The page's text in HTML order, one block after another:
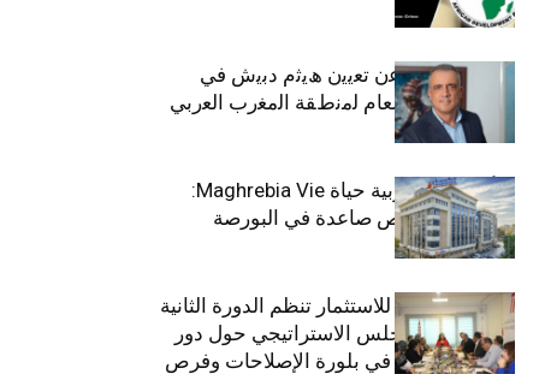
ﺗﯾﺗرا ﺑﺎك ﺗﻌﻠن ﻋن ﺗﻌﯾﯾن ھﯾﺛم دﺑﯾش ﻓﻲ
ﻣﻧﺻب اﻟﻣدﯾر اﻟﻌﺎم ﻟﻣﻧطﻘﺔ اﻟﻣﻐرب اﻟﻌرﺑﻲ
وﻏرب أﻓرﯾﻘﯾﺎ
التأمينات المغربية حياة Maghrebia Vie:
فاعل رائد بفرص صاعدة في البورصة
(+34.8%)
الهيئة التونسية للاستثمار تنظم الدورة الثانية
والعشرين للمجلس الاستراتيجي حول دور
القطاع الخاص في بلورة الإصلاحات وفرص